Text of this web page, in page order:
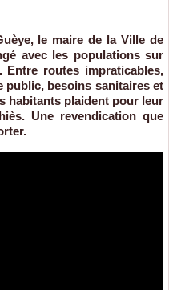
le maire de la Ville de
avec les populations sur
Entre routes impraticables,
public, besoins sanitaires et
habitants plaident pour leur
Une revendication que